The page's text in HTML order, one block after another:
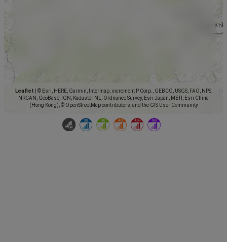
Leaflet
© Esri, HERE, Garmin, Intermap, increment P Corp., GEBCO, USGS, FAO, NPS,
NRCAN, GeoBase, IGN, Kadaster NL, Ordnance Survey, Esri Japan, METI, Esri China
(Hong Kong), © OpenStreetMap contributors, and the GIS User Community